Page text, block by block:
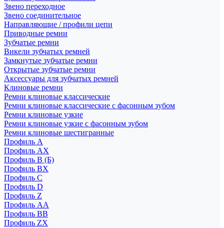
Звено переходное
Звено соединительное
Направляющие / профили цепи
Приводные ремни
Зубчатые ремни
Викели зубчатых ремней
Замкнутые зубчатые ремни
Открытые зубчатые ремни
Аксессуары для зубчатых ремней
Клиновые ремни
Ремни клиновые классические
Ремни клиновые классические с фасонным зубом
Ремни клиновые узкие
Ремни клиновые узкие с фасонным зубом
Ремни клиновые шестигранные
Профиль A
Профиль AX
Профиль B (Б)
Профиль BX
Профиль C
Профиль D
Профиль Z
Профиль АА
Профиль BB
Профиль ZX